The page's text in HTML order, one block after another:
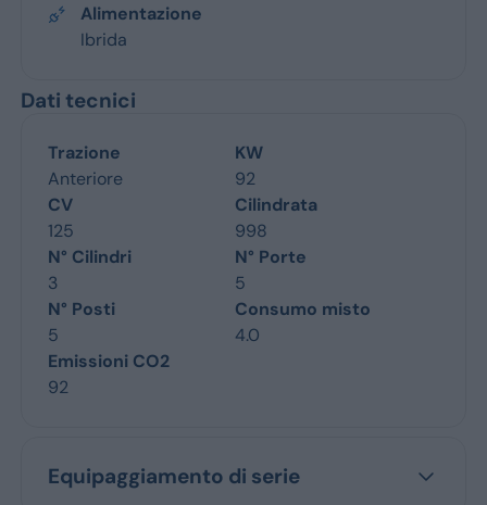
Alimentazione
Ibrida
Dati tecnici
Trazione
Anteriore
KW
92
CV
125
Cilindrata
998
N° Cilindri
3
N° Porte
5
N° Posti
5
Consumo misto
4.0
Emissioni CO2
92
Equipaggiamento di serie